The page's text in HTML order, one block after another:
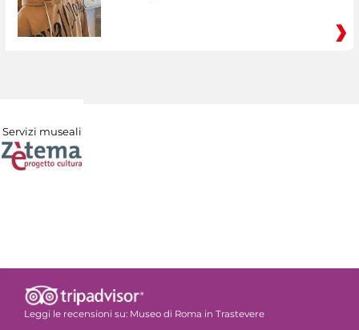
Servizi museali
Leggi le recensioni su: Museo di Roma in Trastevere